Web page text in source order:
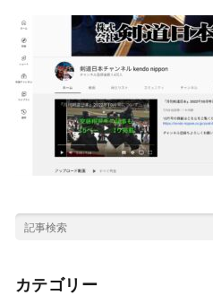
カテゴリー